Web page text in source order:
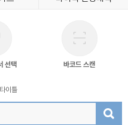
선택 바코드 스캔
이틀